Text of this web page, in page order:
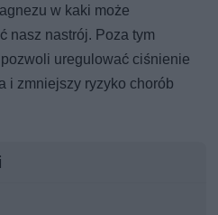
w kaki może
nasz nastrój. Poza tym
uregulować ciśnienie
i zmniejszy ryzyko chorób